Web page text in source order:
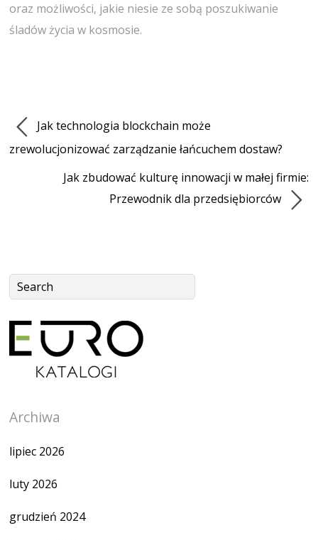
oraz możliwości, jakie niesie ze sobą poszukiwanie
śladów życia w kosmosie.
Jak technologia blockchain może
zrewolucjonizować zarządzanie łańcuchem dostaw?
Jak zbudować kulturę innowacji w małej firmie:
Przewodnik dla przedsiębiorców
Archiwa
lipiec 2026
luty 2026
grudzień 2024